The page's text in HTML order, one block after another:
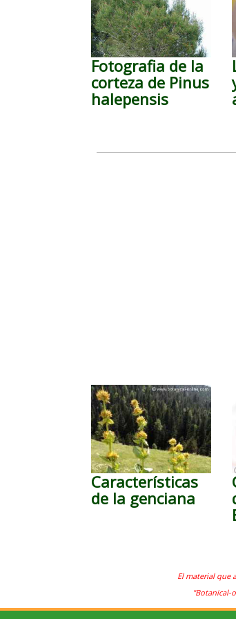
Fotografia de la
corteza de Pinus
halepensis
Características
de la genciana
El material que
"Botanical-